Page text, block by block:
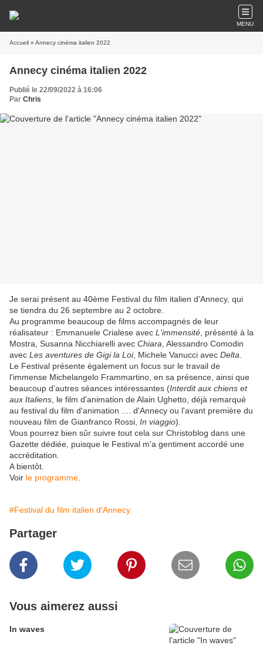
MENU
Accueil » Annecy cinéma italien 2022
Annecy cinéma italien 2022
Publié le 22/09/2022 à 16:06
Par Chris
Je serai présent au 40ème Festival du film italien d'Annecy, qui
se tiendra du 26 septembre au 2 octobre.
Au programme beaucoup de films accompagnés de leur
réalisateur : Emmanuele Crialese avec L'immensité , présenté à la
Mostra, Susanna Nicchiarelli avec Chiara , Alessandro Comodin
avec Les aventures de Gigi la Loi, Michele Vanucci avec Delta
Le Festival présente également un focus sur le travail de
l'immense Michelangelo Frammartino, en sa présence, ainsi que
beaucoup d'autres séances intéressantes (Interdit aux chiens et
aux Italiens , le film d'animation de Alain Ughetto, déjà remarqué
au festival du film d'animation .... d'Annecy ou l'avant première du
nouveau film de Gianfranco Rossi, In viaggio).
Vous pourrez bien sûr suivre tout cela sur Christoblog dans une
Gazette dédiée, puisque le Festival m'a gentiment accordé une
accréditation.
A bientôt.
Voir le programme
#Festival du film italien d'Annecy
Partager
Vous aimerez aussi
In waves